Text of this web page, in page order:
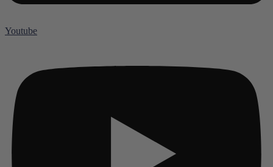
Youtube